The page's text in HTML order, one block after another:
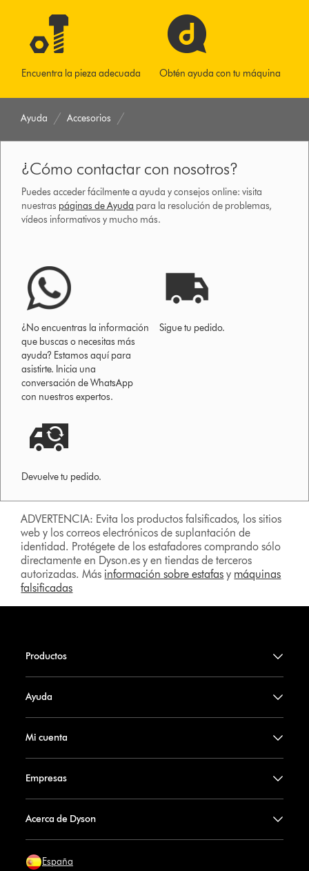
Encuentra la pieza adecuada Obtén ayuda con tu máquina
Ayuda Accesorios
¿Cómo contactar con nosotros?
Puedes acceder fácilmente a ayuda y consejos online: visita
nuestras páginas de Ayuda para la resolución de problemas,
vídeos informativos y mucho más.
¿No encuentras la información
que buscas o necesitas más
ayuda? Estamos aquí para
asistirte. Inicia una
conversación de WhatsApp
con nuestros expertos.
Sigue tu pedido.
Devuelve tu pedido.
ADVERTENCIA: Evita los productos falsificados, los sitios
web y los correos electrónicos de suplantación de
identidad. Protégete de los estafadores comprando sólo
directamente en Dyson.es y en tiendas de terceros
autorizadas. Más información sobre estafas y máquinas
falsificadas
Productos
Ayuda
Mi cuenta
Empresas
Acerca de Dyson
España